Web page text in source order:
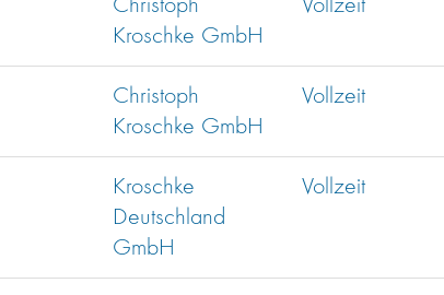
Christoph
Kroschke GmbH
Vollzeit
Christoph
Kroschke GmbH
Vollzeit
Kroschke
Deutschland
GmbH
Vollzeit